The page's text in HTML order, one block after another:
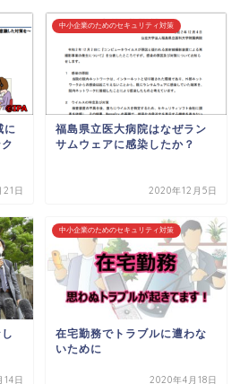
に
日
中小企業のためのセキュリティ対策
福島県立医大病院はなぜラン
サムウェアに感染したか？
2020年12月5日
14日
中小企業のためのセキュリティ対策
在宅勤務でトラブルに遭わな
いために
2020年4月18日